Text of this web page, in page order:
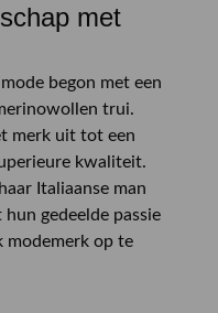
met
begon met een
trui.
merk uit tot een
kwaliteit.
Italiaanse man
gedeelde passie
modemerk op te